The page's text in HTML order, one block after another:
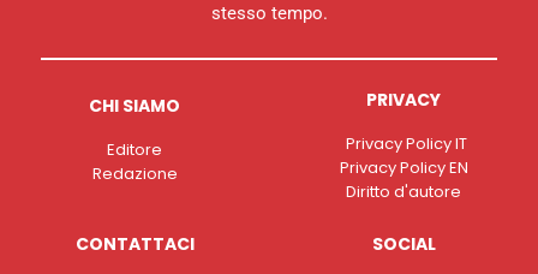
stesso tempo.
CHI SIAMO
Editore
Redazione
PRIVACY
Privacy Policy IT
Privacy Policy EN
Diritto d'autore
CONTATTACI SOCIAL